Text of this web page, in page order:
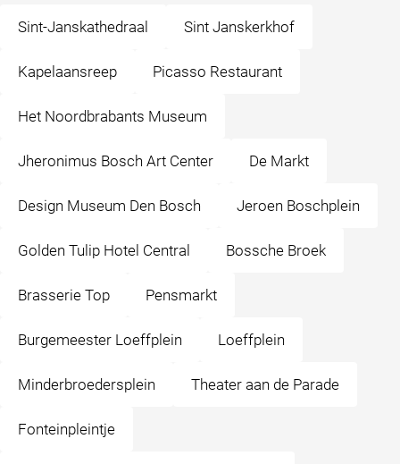
Sint-Janskathedraal Sint Janskerkhof
Kapelaansreep Picasso Restaurant
Het Noordbrabants Museum
Jheronimus Bosch Art Center De Markt
Design Museum Den Bosch Jeroen Boschplein
Golden Tulip Hotel Central Bossche Broek
Brasserie Top Pensmarkt
Burgemeester Loeffplein Loeffplein
Minderbroedersplein Theater aan de Parade
Fonteinpleintje